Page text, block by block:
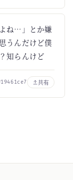
ね…」とか嫌
うんだけど僕
知らんけど
共有